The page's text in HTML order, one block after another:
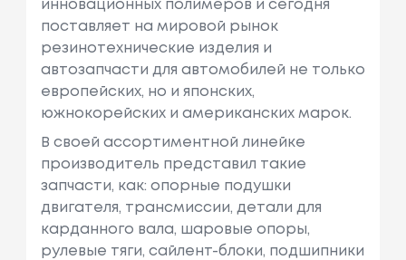
инновационных полимеров и сегодня
поставляет на мировой рынок
резинотехнические изделия и
автозапчасти для автомобилей не только
европейских, но и японских,
южнокорейских и американских марок.
В своей ассортиментной линейке
производитель представил такие
запчасти, как: опорные подушки
двигателя, трансмиссии, детали для
карданного вала, шаровые опоры,
рулевые тяги, сайлент-блоки, подшипники